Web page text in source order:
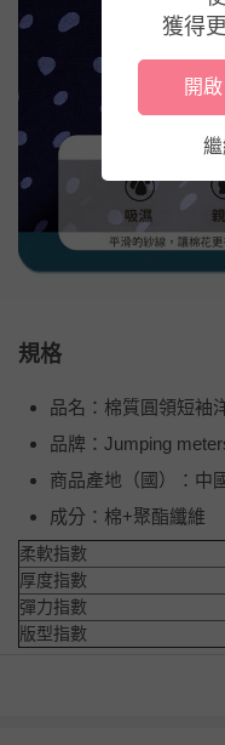
規格
品名：棉質圓領短袖
品牌：Jumping
商品產地（國）：中
成分：棉+聚酯纖維
柔軟指數
厚度指數
彈力指數
版型指數
獲得
開